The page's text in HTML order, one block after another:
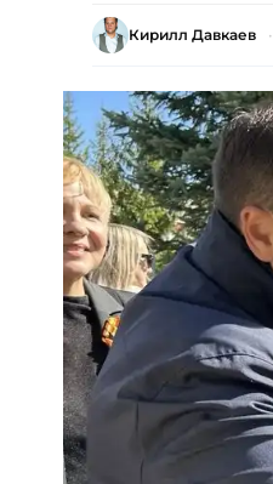
Кирилл Давкаев